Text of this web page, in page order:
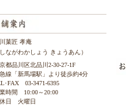
菓匠 孝庵
しながわかしょう きょうあん）
都品川区北品川2-30-27-1F
線「新馬場駅」より徒歩約4分
･FAX 03-3471-6395
時間 10:00～20:00
日 火曜日